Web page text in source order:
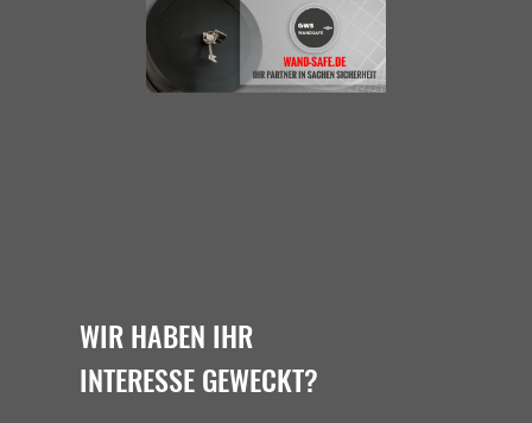
WIR HABEN IHR
INTERESSE GEWECKT?